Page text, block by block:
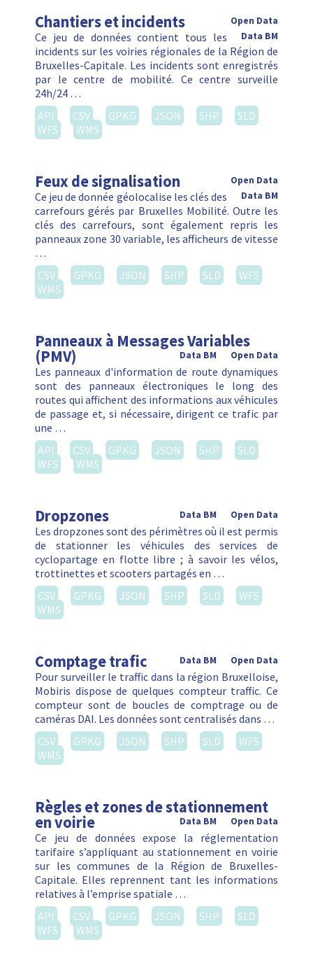
Chantiers et incidents
Open Data
Data BM
Ce jeu de données contient tous les
incidents sur les voiries régionales de la Région de
Bruxelles-Capitale. Les incidents sont enregistrés
par le centre de mobilité. Ce centre surveille
24h/24 …
API
CSV GPKG JSON SHP
SLD
WFS
WMS
Feux de signalisation
Open Data
Data BM
Ce jeu de donnée géolocalise les clés des
carrefours gérés par Bruxelles Mobilité. Outre les
clés des carrefours, sont également repris les
panneaux zone 30 variable, les afficheurs de vitesse
…
CSV
GPKG JSON SHP SLD
WFS
WMS
Panneaux à Messages Variables
(PMV) Open Data
Data BM
Les panneaux d'information de route dynamiques
sont des panneaux électroniques le long des
routes qui affichent des informations aux véhicules
de passage et, si nécessaire, dirigent ce trafic par
une …
API
CSV GPKG JSON SHP
SLD
WFS
WMS
Dropzones Open Data
Data BM
Les dropzones sont des périmètres où il est permis
de stationner les véhicules des services de
cyclopartage en flotte libre ; à savoir les vélos,
trottinettes et scooters partagés en …
CSV
GPKG JSON SHP SLD
WFS
WMS
Comptage trafic Open Data
Data BM
Pour surveiller le traffic dans la région Bruxelloise,
Mobiris dispose de quelques compteur traffic. Ce
compteur sont de boucles de comptrage ou de
caméras DAI. Les données sont centralisés dans …
CSV
GPKG JSON SHP SLD
WFS
WMS
Règles et zones de stationnement
en voirie Open Data
Data BM
Ce jeu de données expose la réglementation
tarifaire s’appliquant au stationnement en voirie
sur les communes de la Région de Bruxelles-
Capitale. Elles reprennent tant les informations
relatives à l’emprise spatiale …
API
CSV GPKG JSON SHP
SLD
WFS
WMS